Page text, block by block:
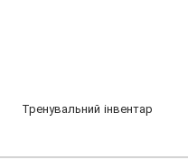
Тренувальний інвентар